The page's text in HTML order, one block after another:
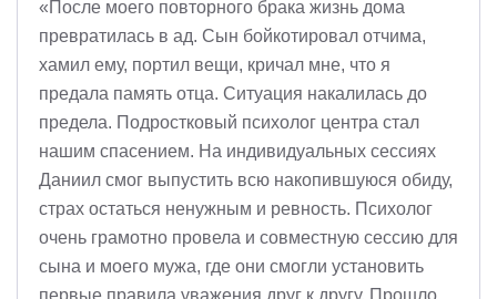
«После моего повторного брака жизнь дома
превратилась в ад. Сын бойкотировал отчима,
хамил ему, портил вещи, кричал мне, что я
предала память отца. Ситуация накалилась до
предела. Подростковый психолог центра стал
нашим спасением. На индивидуальных сессиях
Даниил смог выпустить всю накопившуюся обиду,
страх остаться ненужным и ревность. Психолог
очень грамотно провела и совместную сессию для
сына и моего мужа, где они смогли установить
первые правила уважения друг к другу. Прошло